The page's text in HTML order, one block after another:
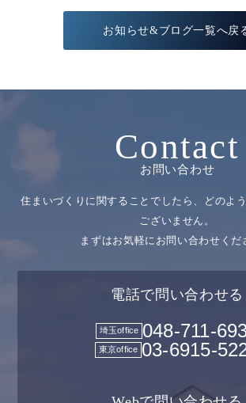
お知らせ&ブログ一覧へ戻
Contact
お問い合わせ
住まいづくりに関することでしたら、どのよ
ございません。
まずはお気軽にお問い合わせくだ
電話で問い合わせる
埼玉office 048-711-
東京office 03-6915-